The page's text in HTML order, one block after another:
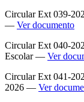
Circular Ext 039-
— Ver documento
Circular Ext 040-
Escolar — Ver
Circular Ext 041-
2026 — Ver